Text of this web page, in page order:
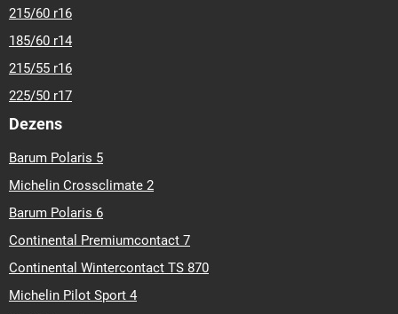
215/60 r16
185/60 r14
215/55 r16
225/50 r17
Dezens
Barum Polaris 5
Michelin Crossclimate 2
Barum Polaris 6
Continental Premiumcontact 7
Continental Wintercontact TS 870
Michelin Pilot Sport 4